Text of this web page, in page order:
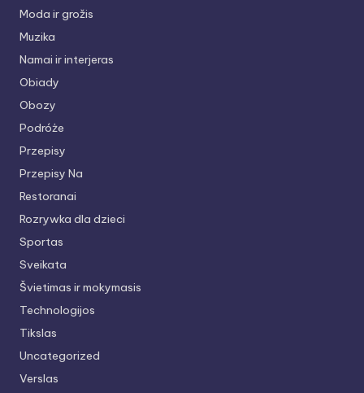
Moda ir grožis
Muzika
Namai ir interjeras
Obiady
Obozy
Podróże
Przepisy
Przepisy Na
Restoranai
Rozrywka dla dzieci
Sportas
Sveikata
Švietimas ir mokymasis
Technologijos
Tikslas
Uncategorized
Verslas